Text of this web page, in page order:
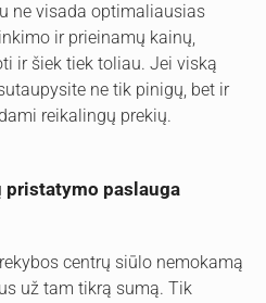
ne visada optimaliausias
ir prieinamų kainų,
ir šiek tiek toliau. Jei viską
ne tik pinigų, bet ir
reikalingų prekių.
pristatymo paslauga
centrų siūlo nemokamą
už tam tikrą sumą. Tik